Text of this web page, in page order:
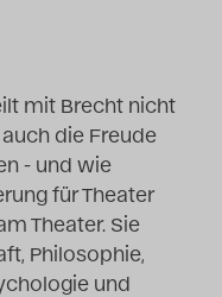
Blog
Blog
mit Brecht nicht
die Freude
- und wie
für Theater
Theater. Sie
Philosophie,
und